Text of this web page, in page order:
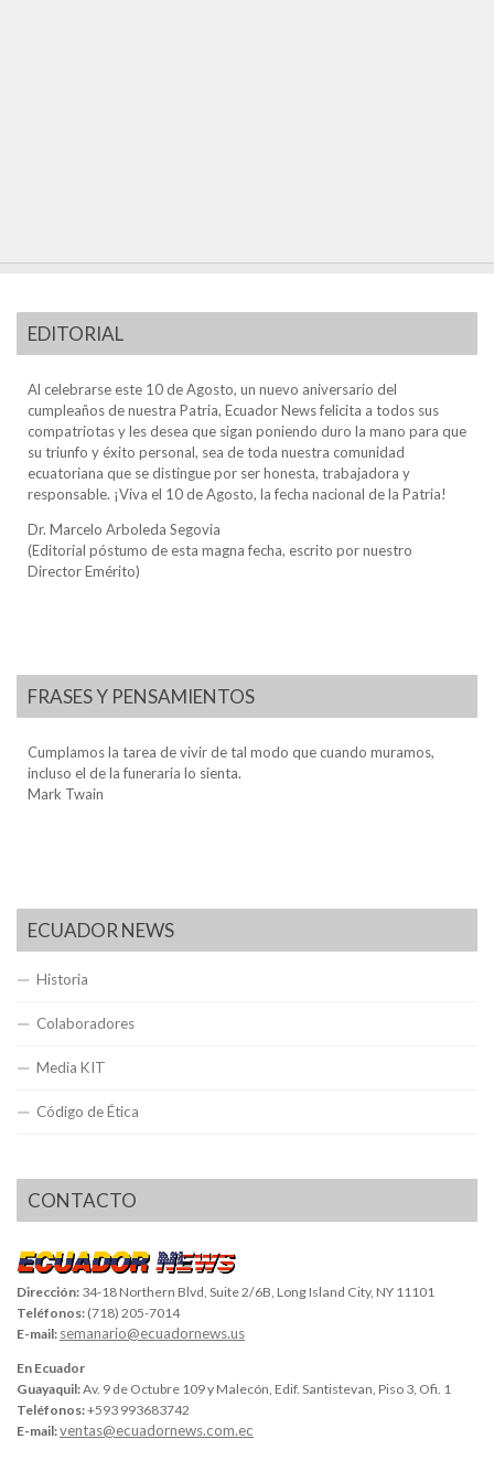
EDITORIAL
Al celebrarse este 10 de Agosto, un nuevo aniversario del
cumpleaños de nuestra Patria, Ecuador News felicita a todos sus
compatriotas y les desea que sigan poniendo duro la mano para que
su triunfo y éxito personal, sea de toda nuestra comunidad
ecuatoriana que se distingue por ser honesta, trabajadora y
responsable. ¡Viva el 10 de Agosto, la fecha nacional de la Patria!
Dr. Marcelo Arboleda Segovia
(Editorial póstumo de esta magna fecha, escrito por nuestro
Director Emérito)
FRASES Y PENSAMIENTOS
Cumplamos la tarea de vivir de tal modo que cuando muramos,
incluso el de la funeraria lo sienta.
Mark Twain
ECUADOR NEWS
Historia
Colaboradores
Media KIT
Código de Ética
CONTACTO
Dirección: 34-18 Northern Blvd, Suite 2/6B, Long Island City, NY 11101
Teléfonos: (718) 205-7014
E-mail: semanario@ecuadornews.us
En Ecuador
Guayaquil:Av. 9 de Octubre 109 y Malecón, Edif. Santistevan, Piso 3, Ofi. 1
Teléfonos:+593 993683742
E-mail:ventas@ecuadornews.com.ec